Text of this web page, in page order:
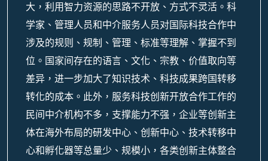
大，利用智力资源的思路不开放、方式不灵活。科
学家、管理人员和中介服务人员对国际科技合作中
涉及的规则、规制、管理、标准等理解、掌握不到
位。国家间存在的语言、文化、宗教、价值取向等
差异，进一步加大了知识技术、科技成果跨国转移
转化的成本。此外，服务科技创新开放合作工作的
民间中介机构不多，支撑能力不强，企业等创新主
体在海外布局的研发中心、创新中心、技术转移中
心和孵化器等总量少、规模小，各类创新主体整合